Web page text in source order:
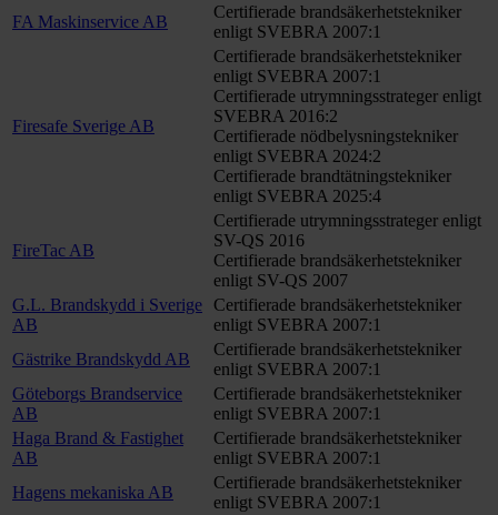
FA Maskinservice AB
Certifierade brandsäkerhetstekniker
enligt SVEBRA 2007:1
Firesafe Sverige AB
Certifierade brandsäkerhetstekniker
enligt SVEBRA 2007:1
Certifierade utrymningsstrateger enligt
SVEBRA 2016:2
Certifierade nödbelysningstekniker
enligt SVEBRA 2024:2
Certifierade brandtätningstekniker
enligt SVEBRA 2025:4
FireTac AB
Certifierade utrymningsstrateger enligt
SV-QS 2016
Certifierade brandsäkerhetstekniker
enligt SV-QS 2007
G.L. Brandskydd i Sverige
AB
Certifierade brandsäkerhetstekniker
enligt SVEBRA 2007:1
Gästrike Brandskydd AB
Certifierade brandsäkerhetstekniker
enligt SVEBRA 2007:1
Göteborgs Brandservice
AB
Certifierade brandsäkerhetstekniker
enligt SVEBRA 2007:1
Haga Brand & Fastighet
AB
Certifierade brandsäkerhetstekniker
enligt SVEBRA 2007:1
Hagens mekaniska AB
Certifierade brandsäkerhetstekniker
enligt SVEBRA 2007:1